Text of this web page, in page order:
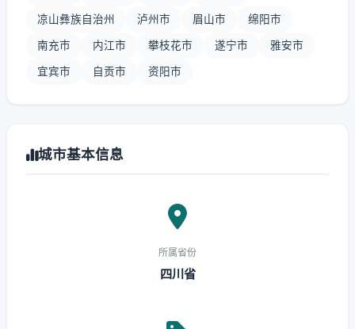
凉山彝族自治州 泸州市 眉山市 绵阳市
南充市 内江市 攀枝花市 遂宁市 雅安市
宜宾市 自贡市 资阳市
城市基本信息
所属省份
四川省